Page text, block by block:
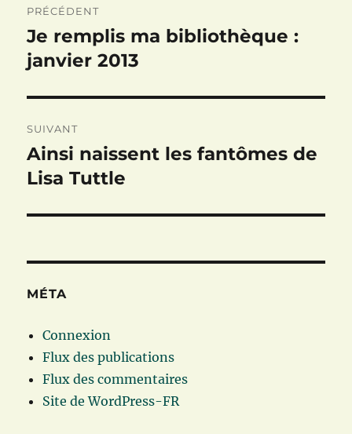
de
l’article
PRÉCÉDENT
Publication
précédente :
Je remplis ma bibliothèque :
janvier 2013
SUIVANT
Publication
suivante :
Ainsi naissent les fantômes de
Lisa Tuttle
MÉTA
Connexion
Flux des publications
Flux des commentaires
Site de WordPress-FR